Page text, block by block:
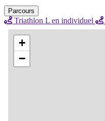
Parcours
Triathlon L en individuel